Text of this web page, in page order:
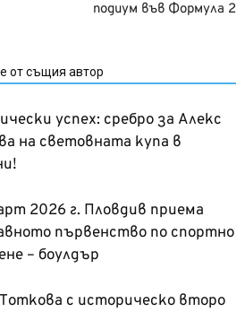
подиум във Формула 2
от същия автор
успех: сребро за Алекс
на световната купа в
2026 г. Пловдив приема
първенство по спортно
– боулдър
с историческо второ